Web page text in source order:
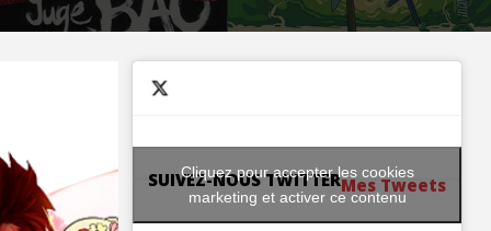
SUIVEZ-NOUS TWITTERMes Tweets
Cliquez pour accepter les cookies
marketing et activer ce contenu